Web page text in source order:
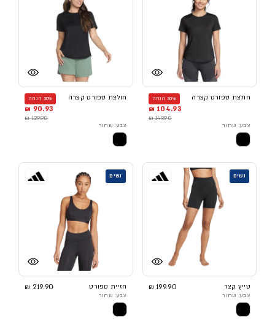
חולצת ספורט קצרה 30% הנחה
104.93 ₪
149.90 ₪
צבע: שחור
חולצת ספורט קצרה 30% הנחה
90.93 ₪
129.90 ₪
צבע: שחור
נשים
טייץ קצר 199.90 ₪
צבע: שחור
נשים
חזיית ספורט 219.90 ₪
צבע: שחור